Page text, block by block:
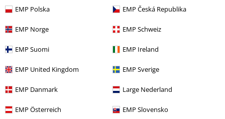
EMP Polska EMP Česká Republika
EMP Norge EMP Schweiz
EMP Suomi EMP Ireland
EMP United Kingdom EMP Sverige
EMP Danmark Large Nederland
EMP Österreich EMP Slovensko
vanaf € 19,99
shirt
vanaf € 12,99
shirt